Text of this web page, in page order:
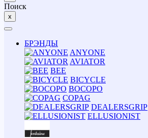
Поиск
x
БРЭНДЫ
ANYONE
AVIATOR
BEE
BICYCLE
BOCOPO
COPAG
DEALERSGRIP
ELLUSIONIST